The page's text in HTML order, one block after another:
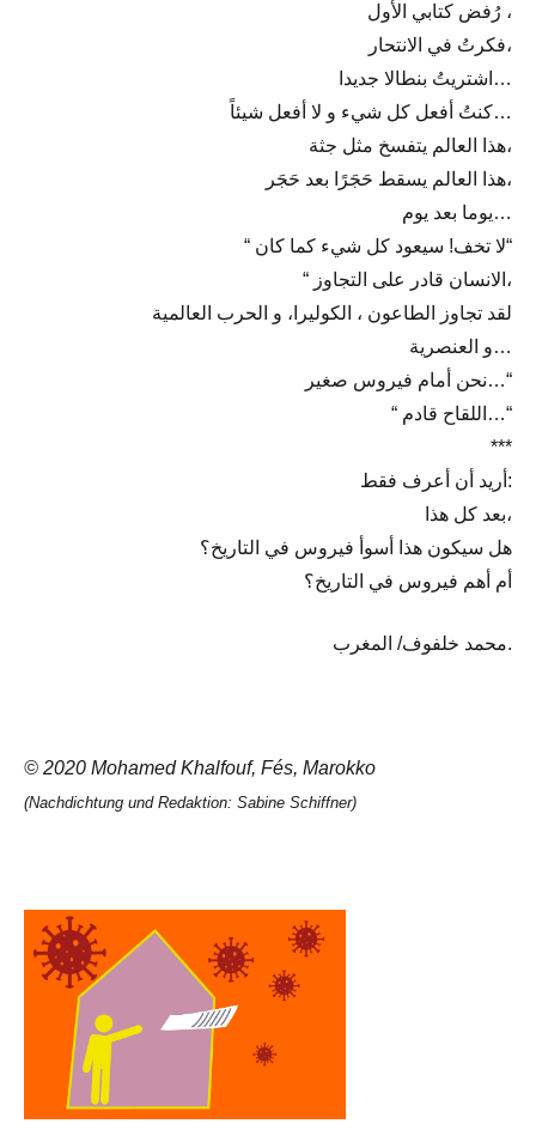
رُفض كتابي الأول ،
فكرتُ في الانتحار،
اشتريتُ بنطالا جديدا…
كنتُ أفعل كل شيء و لا أفعل شيئاً…
هذا العالم يتفسخ مثل جثة،
هذا العالم يسقط حَجَرًا بعد حَجَر،
يوما بعد يوم…
“ لا تخف! سيعود كل شيء كما كان“
“ الانسان قادر على التجاوز،
لقد تجاوز الطاعون ، الكوليرا، و الحرب العالمية
و العنصرية…
نحن أمام فيروس صغير…“
“ اللقاح قادم…“
***
أريد أن أعرف فقط:
بعد كل هذا،
هل سيكون هذا أسوأ فيروس في التاريخ؟
أم أهم فيروس في التاريخ؟
محمد خلفوف/ المغرب.
© 2020 Mohamed Khalfouf, Fés, Marokko
(Nachdichtung und Redaktion: Sabine Schiffner)